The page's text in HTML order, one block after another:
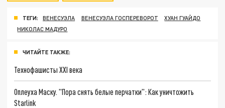
ТЕГИ: ВЕНЕСУЭЛА ВЕНЕСУЭЛА ГОСПЕРЕВОРОТ
ХУАН ГУАЙДО
НИКОЛАС МАДУРО
ЧИТАЙТЕ ТАКЖЕ:
Технофашисты XXI века
Оплеуха Маску. "Пора снять белые перчатки": Как уничтожить
Starlink